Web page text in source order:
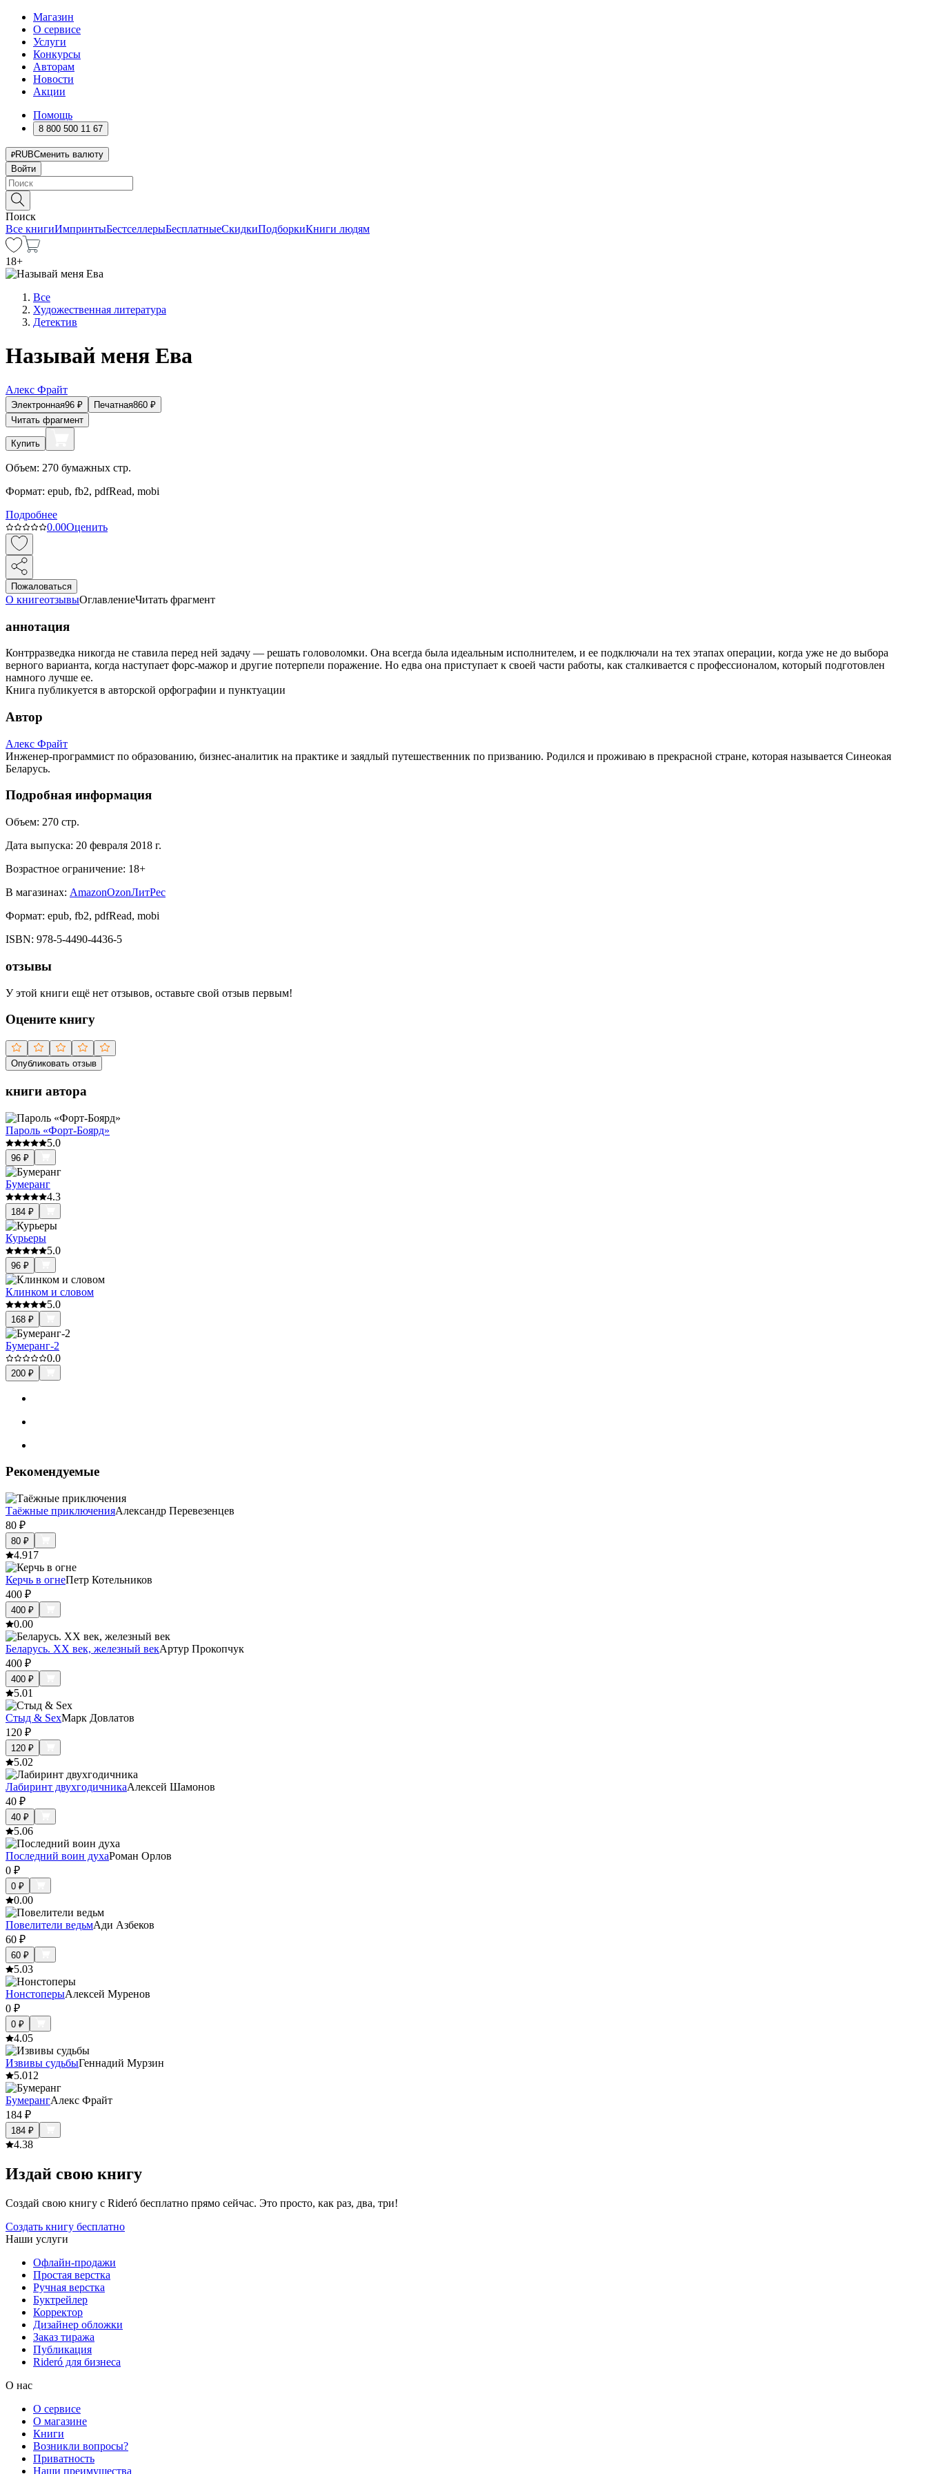
Магазин
О сервисе
Услуги
Конкурсы
Авторам
Новости
Акции
Помощь
8 800 500 11 67
RUBСменить валюту
Войти
Поиск
Все книгиИмпринтыБестселлерыБесплатныеСкидкиПодборкиКниги людям
18+
Все
Художественная литература
Детектив
Называй меня Ева
Алекс Фрайт
Электронная96 ₽ Печатная860 ₽
Читать фрагмент
Купить
Объем: 270 бумажных стр.
Формат: epub, fb2, pdfRead, mobi
Подробнее
0.00Оценить
Пожаловаться
О книгеотзывыОглавлениеЧитать фрагмент
аннотация
Контрразведка никогда не ставила перед ней задачу — решать головоломки. Она всегда была идеальным исполнителем, и ее подключали на тех этапах операции, когда уже не до выбора
верного варианта, когда наступает форс-мажор и другие потерпели поражение. Но едва она приступает к своей части работы, как сталкивается с профессионалом, который подготовлен
намного лучше ее.
Книга публикуется в авторской орфографии и пунктуации
Автор
Алекс Фрайт
Инженер-программист по образованию, бизнес-аналитик на практике и заядлый путешественник по призванию. Родился и проживаю в прекрасной стране, которая называется Синеокая
Беларусь.
Подробная информация
Объем: 270 стр.
Дата выпуска: 20 февраля 2018 г.
Возрастное ограничение: 18+
В магазинах: AmazonOzonЛитРес
Формат: epub, fb2, pdfRead, mobi
ISBN: 978-5-4490-4436-5
отзывы
У этой книги ещё нет отзывов, оставьте свой отзыв первым!
Оцените книгу
Опубликовать отзыв
книги автора
Пароль «Форт-Боярд»
5.0
96 ₽
Бумеранг
4.3
184 ₽
Курьеры
5.0
96 ₽
Клинком и словом
5.0
168 ₽
Бумеранг-2
0.0
200 ₽
Рекомендуемые
Таёжные приключенияАлександр Перевезенцев
80 ₽
80 ₽
4.917
Керчь в огнеПетр Котельников
400 ₽
400 ₽
0.00
Беларусь. XX век, железный векАртур Прокопчук
400 ₽
400 ₽
5.01
Стыд & SexМарк Довлатов
120 ₽
120 ₽
5.02
Лабиринт двухгодичникаАлексей Шамонов
40 ₽
40 ₽
5.06
Последний воин духаРоман Орлов
0 ₽
0 ₽
0.00
Повелители ведьмАди Азбеков
60 ₽
60 ₽
5.03
НонстоперыАлексей Муренов
0 ₽
0 ₽
4.05
Извивы судьбыГеннадий Мурзин
5.012
БумерангАлекс Фрайт
184 ₽
184 ₽
4.38
Издай свою книгу
Создай свою книгу с Rideró бесплатно прямо сейчас. Это просто, как раз, два, три!
Создать книгу бесплатно
Наши услуги
Офлайн-продажи
Простая верстка
Ручная верстка
Буктрейлер
Корректор
Дизайнер обложки
Заказ тиража
Публикация
Rideró для бизнеса
О нас
О сервисе
О магазине
Книги
Возникли вопросы?
Приватность
Наши преимущества